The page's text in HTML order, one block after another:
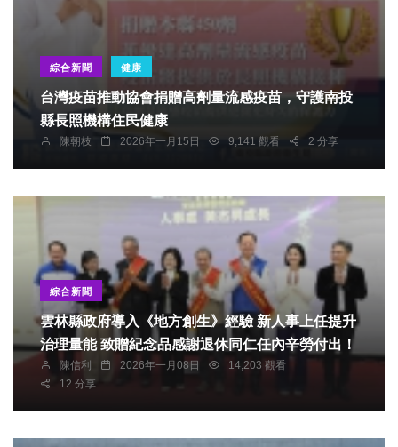
綜合新聞 健康
台灣疫苗推動協會捐贈高劑量流感疫苗，守護南投
縣長照機構住民健康
陳朝枝 2026年一月15日 9,141 觀看 2 分享
綜合新聞
雲林縣政府導入《地方創生》經驗 新人事上任提升
治理量能 致贈紀念品感謝退休同仁任內辛勞付出！
陳信利 2026年一月08日
14,203 觀看
12 分享